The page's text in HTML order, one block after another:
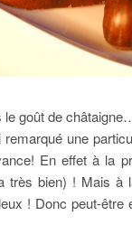
le goût de
une
En effet à la
très bien) ! Mais à
! Donc peut-